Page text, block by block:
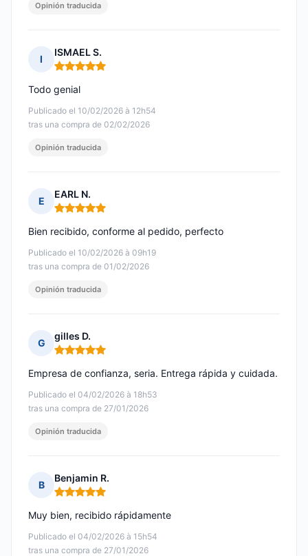
Opinión traducida
I
ISMAEL S.
Nota: 5 de 5
Publicado el 10/02/2026 à 12h54
tras una compra de 02/02/2026
Todo genial
Opinión traducida
E
EARL N.
Nota: 5 de 5
Publicado el 10/02/2026 à 09h19
tras una compra de 01/02/2026
Bien recibido, conforme al pedido, perfecto
Opinión traducida
G
gilles D.
Nota: 5 de 5
Publicado el 04/02/2026 à 18h53
tras una compra de 27/01/2026
Empresa de confianza, seria. Entrega rápida y cuidada.
Opinión traducida
B
Benjamin R.
Nota: 5 de 5
Publicado el 04/02/2026 à 15h54
tras una compra de 27/01/2026
Muy bien, recibido rápidamente